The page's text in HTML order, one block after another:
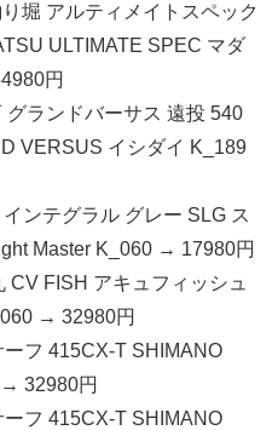
堀 アルティメイトスペック
ULTIMATE SPEC マダ
円
ランドバーサス 遠投 540
VERSUS イシダイ K_189
ンテグラル グレー SLG ス
Master K_060 → 17980円
FISH アキュフィッシュ
→ 32980円
フ 415CX-T SHIMANO
32980円
フ 415CX-T SHIMANO